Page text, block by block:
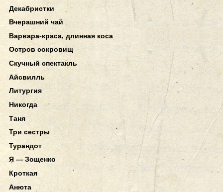
Декабристки
Вчерашний чай
Варвара-краса, длинная коса
Остров сокровищ
Скучный спектакль
Айсвилль
Литургия
Никогда
Таня
Три сестры
Турандот
Я — Зощенко
Кроткая
Анюта